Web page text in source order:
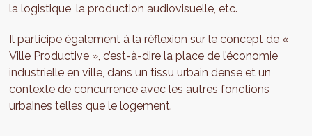
la logistique, la production audiovisuelle, etc.
Il participe également à la réflexion sur le concept de «
Ville Productive », c’est-à-dire la place de l’économie
industrielle en ville, dans un tissu urbain dense et un
contexte de concurrence avec les autres fonctions
urbaines telles que le logement.